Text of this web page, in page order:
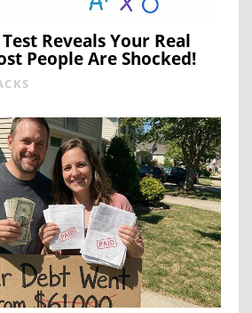
Reveals Your Real
People Are Shocked!